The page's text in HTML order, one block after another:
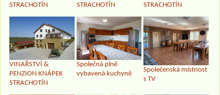
STRACHOTÍN
STRACHOTÍN
STRACHOTÍN
VINAŘSTVÍ &
PENZION KNÁPEK
STRACHOTÍN
Společná plně
vybavená kuchyně
Společenská místnost
s TV